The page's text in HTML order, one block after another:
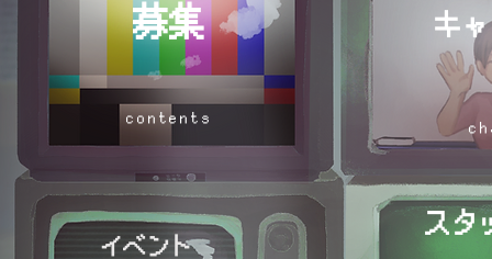
募集
​contents
イベント
キ
スタ